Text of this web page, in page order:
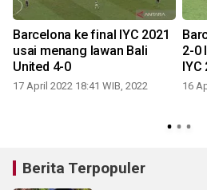
Barcelona ke final IYC 2021
usai menang lawan Bali
United 4-0
17 April 2022 18:41 WIB, 2022
2-0
IYC
16
Berita Terpopuler